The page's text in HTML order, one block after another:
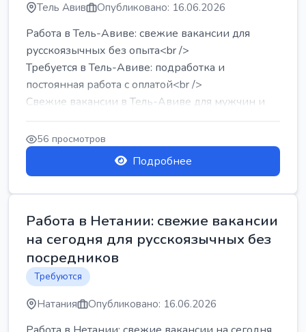
Тель Авив Опубликовано: 16.06.2026
Работа в Тель-Авиве: свежие вакансии для
русскоязычных без опыта<br />
Требуется в Тель-Авиве: подработка и
постоянная работа с оплатой<br />
Свежие вакансии в Тель-Авиве для мужчин и
женщин от хозя...
56 просмотров
Подробнее
Работа в Нетании: свежие вакансии
на сегодня для русскоязычных без
посредников
Требуются
Натания Опубликовано: 16.06.2026